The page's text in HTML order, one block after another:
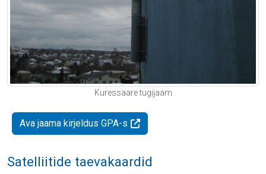
Kuressaare tugijaam
Ava jaama kirjeldus GPA-s
Satelliitide taevakaardid